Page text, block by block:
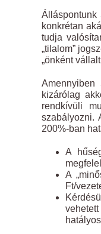
Álláspontunk
konkrétan
tudja
„tilalom”
„önként
kizárólag
rendkívüli
szabályozni.
200%-ban
A
A
Ft/